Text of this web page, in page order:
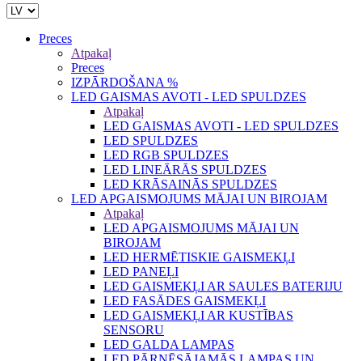
Preces
Atpakaļ
Preces
IZPĀRDOŠANA %
LED GAISMAS AVOTI - LED SPULDZES
Atpakaļ
LED GAISMAS AVOTI - LED SPULDZES
LED SPULDZES
LED RGB SPULDZES
LED LINEĀRĀS SPULDZES
LED KRĀSAINĀS SPULDZES
LED APGAISMOJUMS MĀJAI UN BIROJAM
Atpakaļ
LED APGAISMOJUMS MĀJAI UN
BIROJAM
LED HERMĒTISKIE GAISMEKĻI
LED PANEĻI
LED GAISMEKĻI AR SAULES BATERIJU
LED FASĀDES GAISMEKĻI
LED GAISMEKĻI AR KUSTĪBAS
SENSORU
LED GALDA LAMPAS